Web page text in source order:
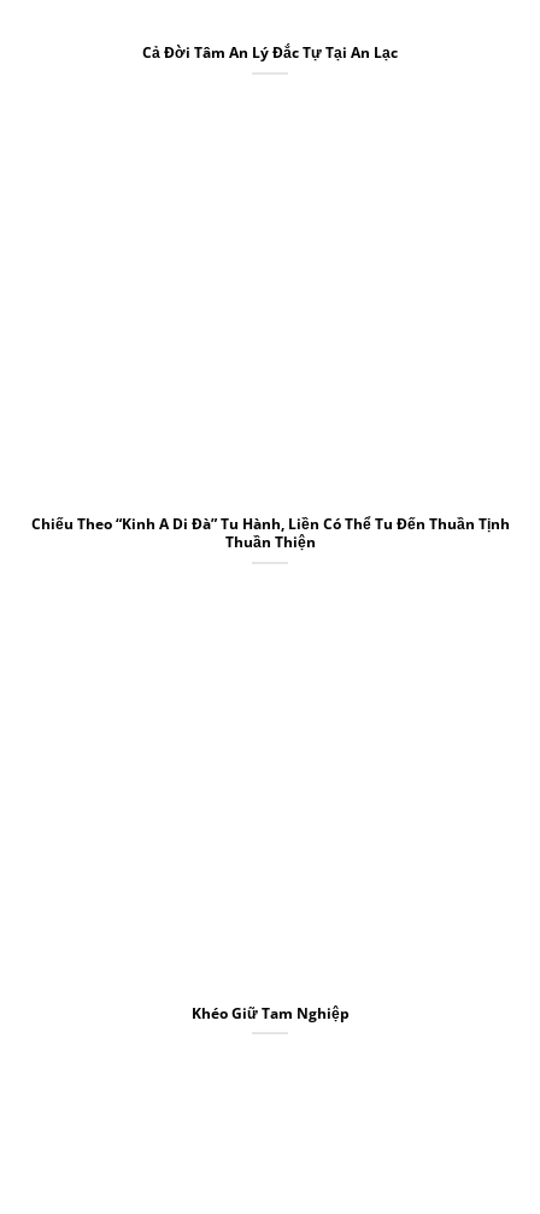
Cả Đời Tâm An Lý Đắc Tự Tại An Lạc
Chiếu Theo “Kinh A Di Đà” Tu Hành, Liền Có Thể Tu Đến Thuần Tịnh
Thuần Thiện
Khéo Giữ Tam Nghiệp